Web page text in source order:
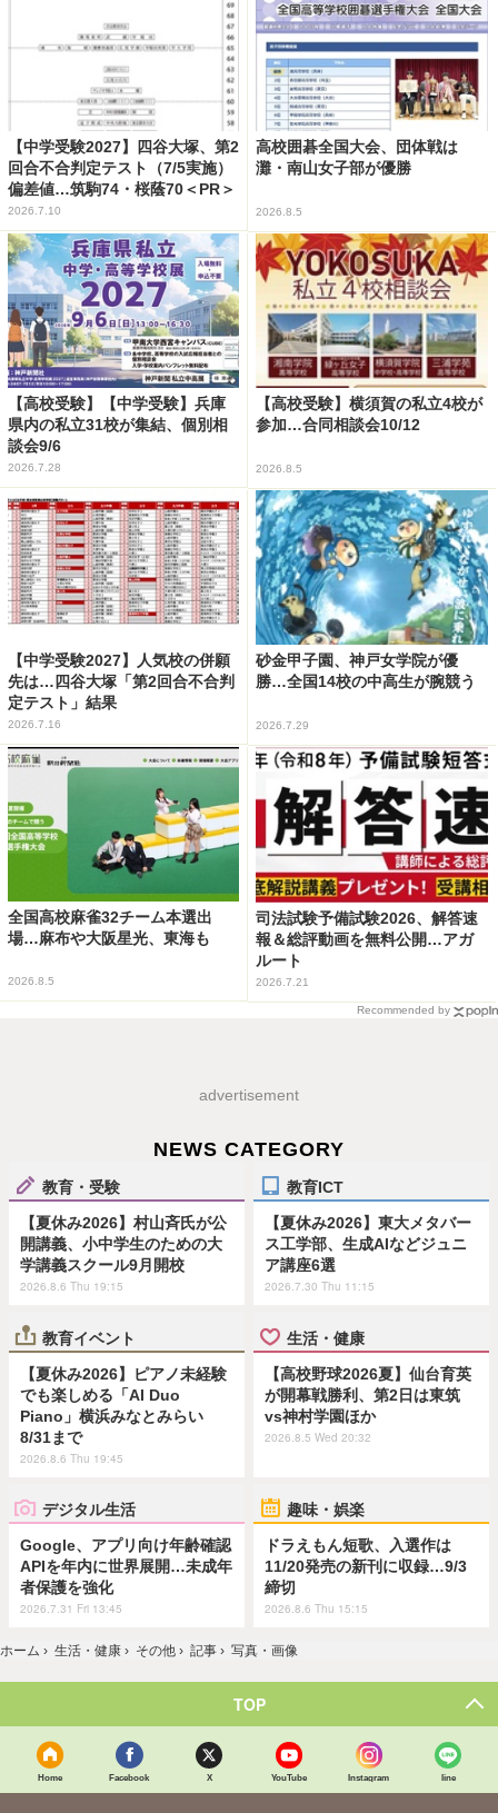
【中学受験2027】四谷大塚、第2
回合不合判定テスト（7/5実施）
偏差値…筑駒74・桜蔭70＜PR＞
2026.7.10
高校囲碁全国大会、団体戦は
灘・南山女子部が優勝
2026.8.5
【高校受験】【中学受験】兵庫
県内の私立31校が集結、個別相
談会9/6
2026.7.28
【高校受験】横須賀の私立4校が
参加…合同相談会10/12
2026.8.5
【中学受験2027】人気校の併願
先は…四谷大塚「第2回合不合判
定テスト」結果
2026.7.16
砂金甲子園、神戸女学院が優
勝…全国14校の中高生が腕競う
2026.7.29
全国高校麻雀32チーム本選出
場…麻布や大阪星光、東海も
2026.8.5
司法試験予備試験2026、解答速
報＆総評動画を無料公開…アガ
ルート
2026.7.21
Recommended by
advertisement
NEWS CATEGORY
教育・受験
【夏休み2026】村山斉氏が公
開講義、小中学生のための大
学講義スクール9月開校
2026.8.6 Thu 19:15
教育ICT
【夏休み2026】東大メタバー
ス工学部、生成AIなどジュニ
ア講座6選
2026.7.30 Thu 11:15
教育イベント
【夏休み2026】ピアノ未経験
でも楽しめる「AI Duo
Piano」横浜みなとみらい
8/31まで
2026.8.6 Thu 19:45
生活・健康
【高校野球2026夏】仙台育英
が開幕戦勝利、第2日は東筑
vs神村学園ほか
2026.8.5 Wed 20:32
デジタル生活
Google、アプリ向け年齢確認
APIを年内に世界展開…未成年
者保護を強化
2026.7.31 Fri 13:45
趣味・娯楽
ドラえもん短歌、入選作は
11/20発売の新刊に収録…9/3
締切
2026.8.6 Thu 15:15
ホーム › 生活・健康 › その他 › 記事 › 写真・画像
TOP
Home Facebook X YouTube Instagram line